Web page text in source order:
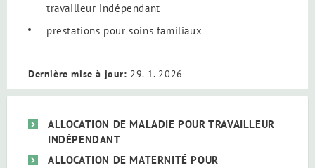
travailleur indépendant
prestations pour soins familiaux
Dernière mise à jour: 29. 1. 2026
ALLOCATION DE MALADIE POUR TRAVAILLEUR
INDÉPENDANT
ALLOCATION DE MATERNITÉ POUR